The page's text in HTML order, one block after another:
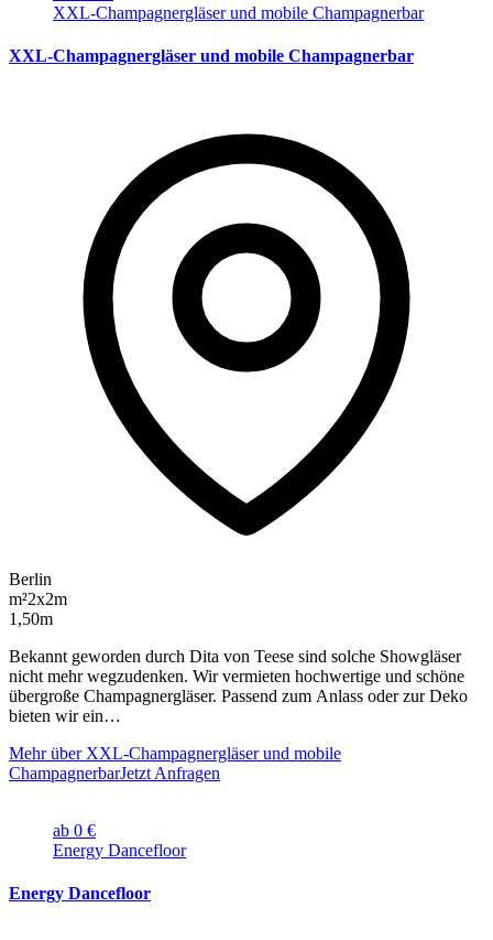
XXL-Champagnergläser und mobile Champagnerbar
XXL-Champagnergläser und mobile Champagnerbar
Berlin
m²2x2m
1,50m
Bekannt geworden durch Dita von Teese sind solche Showgläser
nicht mehr wegzudenken. Wir vermieten hochwertige und schöne
übergroße Champagnergläser. Passend zum Anlass oder zur Deko
bieten wir ein…
Mehr über XXL-Champagnergläser und mobile
ChampagnerbarJetzt Anfragen
ab 0 €
Energy Dancefloor
Energy Dancefloor